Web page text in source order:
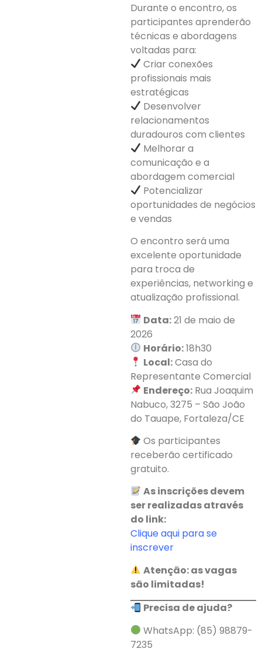
Durante o encontro, os
participantes aprenderão
técnicas e abordagens
voltadas para:
Criar conexões
profissionais mais
estratégicas
Desenvolver
relacionamentos
duradouros com clientes
Melhorar a
comunicação e a
abordagem comercial
Potencializar
oportunidades de negócios
e vendas
O encontro será uma
excelente oportunidade
para troca de
experiências, networking e
atualização profissional.
Data:21 de maio de
2026
Horário:18h30
Local:Casa do
Representante Comercial
Endereço:Rua Joaquim
Nabuco, 3275 – São João
do Tauape, Fortaleza/CE
Os participantes
receberão certificado
gratuito.
As inscrições devem
ser realizadas através
do link:
Clique aqui para se
inscrever
Atenção: as vagas
são limitadas!
Precisa de ajuda?
WhatsApp: (85) 98879-
7235